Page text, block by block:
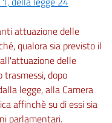
attuazione delle
qualora sia previsto il
delle
dopo
legge, alla Camera
affinchè su di essi sia
parlamentari.